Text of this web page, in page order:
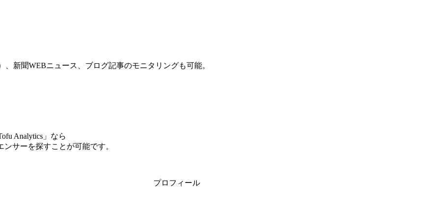
新聞WEBニュース、ブログ記事のモニタリングも可能。
Analytics」なら
サーを探すことが可能です。
プロフィール